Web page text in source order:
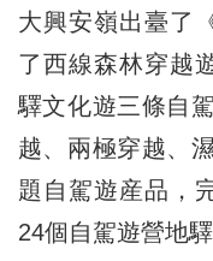
大興安嶺出臺了
了西線森林穿越
驛文化遊三條自
越、兩極穿越、
題自駕遊産品，
24個自駕遊營地驛